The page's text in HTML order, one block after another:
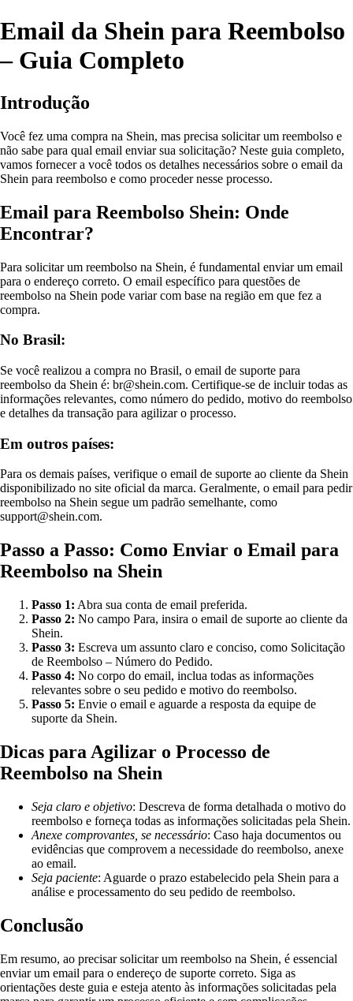
Email da Shein para Reembolso
– Guia Completo
Introdução
Você fez uma compra na Shein, mas precisa solicitar um reembolso e
não sabe para qual email enviar sua solicitação? Neste guia completo,
vamos fornecer a você todos os detalhes necessários sobre o email da
Shein para reembolso e como proceder nesse processo.
Email para Reembolso Shein: Onde
Encontrar?
Para solicitar um reembolso na Shein, é fundamental enviar um email
para o endereço correto. O email específico para questões de
reembolso na Shein pode variar com base na região em que fez a
compra.
No Brasil:
Se você realizou a compra no Brasil, o email de suporte para
reembolso da Shein é: br@shein.com. Certifique-se de incluir todas as
informações relevantes, como número do pedido, motivo do reembolso
e detalhes da transação para agilizar o processo.
Em outros países:
Para os demais países, verifique o email de suporte ao cliente da Shein
disponibilizado no site oficial da marca. Geralmente, o email para pedir
reembolso na Shein segue um padrão semelhante, como
support@shein.com.
Passo a Passo: Como Enviar o Email para
Reembolso na Shein
Passo 1: Abra sua conta de email preferida.
Passo 2: No campo Para, insira o email de suporte ao cliente da
Shein.
Passo 3: Escreva um assunto claro e conciso, como Solicitação
de Reembolso – Número do Pedido.
Passo 4: No corpo do email, inclua todas as informações
relevantes sobre o seu pedido e motivo do reembolso.
Passo 5: Envie o email e aguarde a resposta da equipe de
suporte da Shein.
Dicas para Agilizar o Processo de
Reembolso na Shein
Seja claro e objetivo: Descreva de forma detalhada o motivo do
reembolso e forneça todas as informações solicitadas pela Shein.
Anexe comprovantes, se necessário: Caso haja documentos ou
evidências que comprovem a necessidade do reembolso, anexe
ao email.
Seja paciente: Aguarde o prazo estabelecido pela Shein para a
análise e processamento do seu pedido de reembolso.
Conclusão
Em resumo, ao precisar solicitar um reembolso na Shein, é essencial
enviar um email para o endereço de suporte correto. Siga as
orientações deste guia e esteja atento às informações solicitadas pela